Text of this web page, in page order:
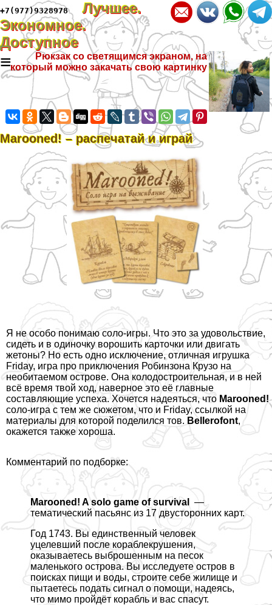
+7(977)9328978
Лучшее.
Экономное.
Доступное
≡
Рюкзак со светящимся экраном, на
который можно закачать свою картинку
Marooned! – распечатай и играй
Я не особо понимаю соло-игры. Что это за удовольствие,
сидеть и в одиночку ворошить карточки или двигать
жетоны? Но есть одно исключение, отличная игрушка
Friday, игра про приключения Робинзона Крузо на
необитаемом острове. Она колодостроительная, и в ней
всё время твой ход, наверное это её главные
составляющие успеха. Хочется надеяться, что Marooned!
соло-игра с тем же сюжетом, что и Friday, ссылкой на
материалы для которой поделился тов. Bellerofont,
окажется также хороша.
Комментарий по подборке:
Marooned! A solo game of survival
—
тематический пасьянс из 17 двусторонних карт.
Год 1743. Вы единственный человек
уцелевший после кораблекрушения,
оказываетесь выброшенным на песок
маленького острова.Вы исследуете остров в
поисках пищи и воды, строите себе жилище и
пытаетесь подать сигнал о помощи, надеясь,
что мимо пройдёт корабль и вас спасут.